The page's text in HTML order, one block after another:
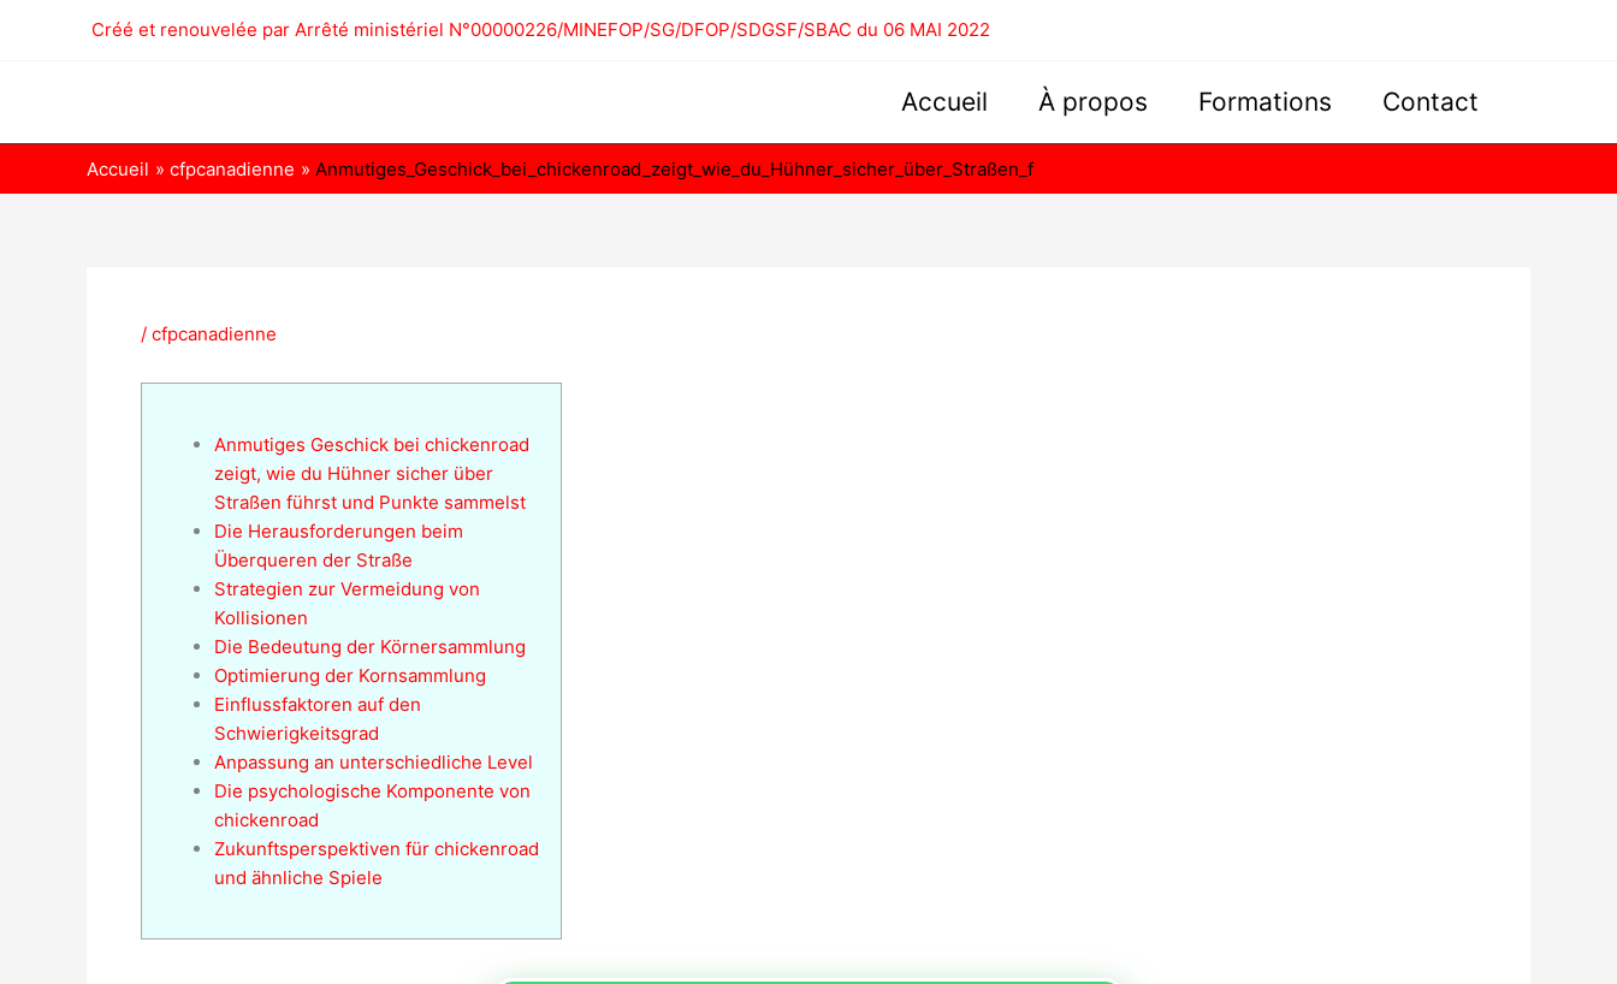
Créé et renouvelée par Arrêté ministériel N°00000226/MINEFOP/SG/DFOP/SDGSF/SBAC du 06 MAI 2022
Accueil À propos Formations Contact
Accueil cfpcanadienne Anmutiges_Geschick_bei_chickenroad_zeigt_wie_du_Hühner_sicher_über_Straßen_f
/ cfpcanadienne
Anmutiges Geschick bei chickenroad
zeigt, wie du Hühner sicher über
Straßen führst und Punkte sammelst
Die Herausforderungen beim
Überqueren der Straße
Strategien zur Vermeidung von
Kollisionen
Die Bedeutung der Körnersammlung
Optimierung der Kornsammlung
Einflussfaktoren auf den
Schwierigkeitsgrad
Anpassung an unterschiedliche Level
Die psychologische Komponente von
chickenroad
Zukunftsperspektiven für chickenroad
und ähnliche Spiele